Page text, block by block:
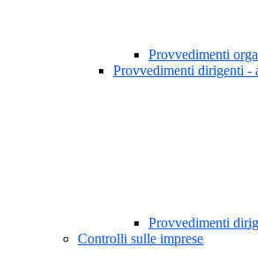
Provvedimenti
Provvedimenti dirigenti -
Provvedimenti
Controlli sulle imprese